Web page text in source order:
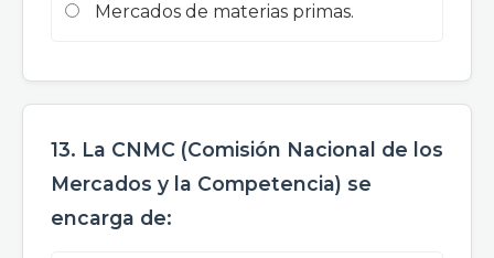
Mercados de materias primas.
13. La CNMC (Comisión Nacional de los
Mercados y la Competencia) se
encarga de: